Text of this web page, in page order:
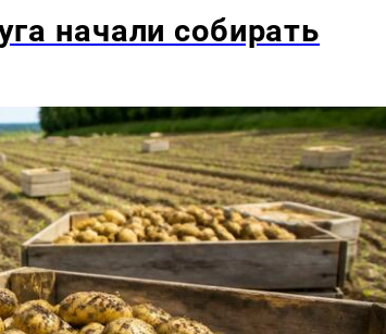
начали собирать